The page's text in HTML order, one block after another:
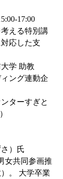
17:00
える特別講
応した支
学 助教
ング連動企
ターすぎと
）氏
女共同参画推
。 大学卒業